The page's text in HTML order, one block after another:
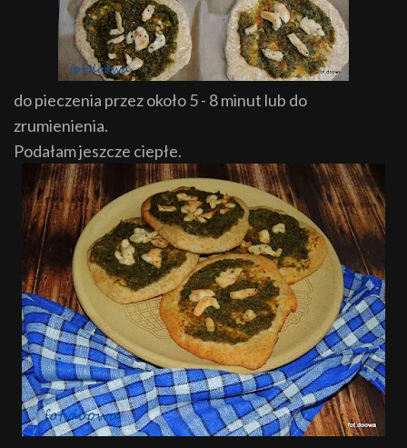
do pieczenia przez około 5 - 8 minut lub do
zrumienienia.
Podałam jeszcze ciepłe.